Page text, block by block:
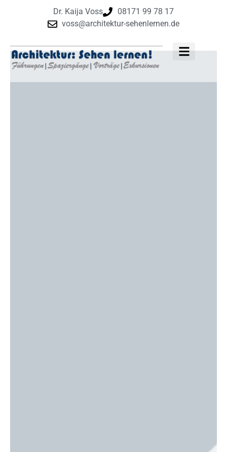
Dr. Kaija Voss
08171 99 78 17
voss@architektur-sehenlernen.de